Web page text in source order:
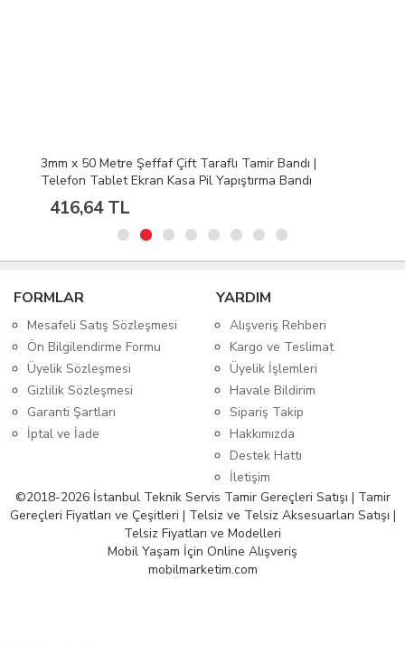
3mm x 50 Metre Şeffaf Çift Taraflı Tamir Bandı |
Telefon Tablet Ekran Kasa Pil Yapıştırma Bandı
416,64 TL
FORMLAR
Mesafeli Satış Sözleşmesi
Ön Bilgilendirme Formu
Üyelik Sözleşmesi
Gizlilik Sözleşmesi
Garanti Şartları
İptal ve İade
YARDIM
Alışveriş Rehberi
Kargo ve Teslimat
Üyelik İşlemleri
Havale Bildirim
Sipariş Takip
Hakkımızda
Destek Hattı
İletişim
©2018-2026 İstanbul Teknik Servis Tamir Gereçleri Satışı | Tamir
Gereçleri Fiyatları ve Çeşitleri | Telsiz ve Telsiz Aksesuarları Satışı |
Telsiz Fiyatları ve Modelleri
Mobil Yaşam İçin Online Alışveriş
mobilmarketim.com